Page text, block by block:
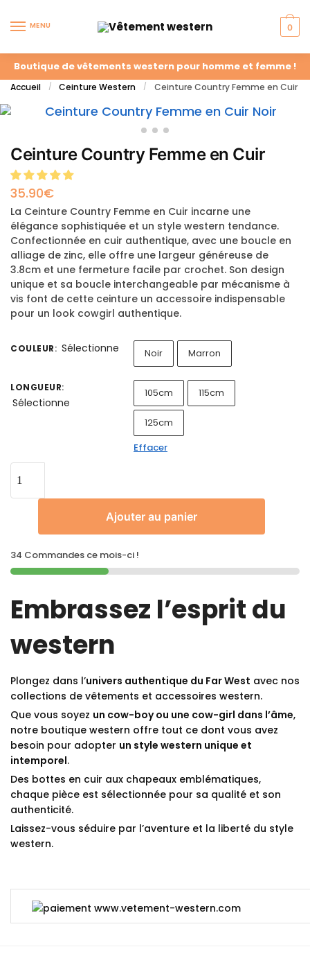
MENU 0
Boutique de vêtements western pour homme et femme !
Accueil / Ceinture Western / Ceinture Country Femme en Cuir
Ceinture Country Femme en Cuir
35.90€
La Ceinture Country Femme en Cuir incarne une
élégance sophistiquée et un style western tendance.
Confectionnée en cuir authentique, avec une boucle en
alliage de zinc, elle offre une largeur généreuse de
3.8cm et une fermeture facile par crochet. Son design
unique et sa boucle interchangeable par mécanisme à
vis font de cette ceinture un accessoire indispensable
pour un look cowgirl authentique.
COULEUR: Sélectionne Noir Marron
LONGUEUR:
Sélectionne
105cm 115cm
125cm
Effacer
Ajouter au panier
34 Commandes ce mois-ci !
Embrassez l’esprit du
western
Plongez dans l’univers authentique du Far West avec nos
collections de vêtements et accessoires western.
Que vous soyez un cow-boy ou une cow-girl dans l’âme,
notre boutique western offre tout ce dont vous avez
besoin pour adopter un style western unique et
intemporel.
Des bottes en cuir aux chapeaux emblématiques,
chaque pièce est sélectionnée pour sa qualité et son
authenticité.
Laissez-vous séduire par l’aventure et la liberté du style
western.